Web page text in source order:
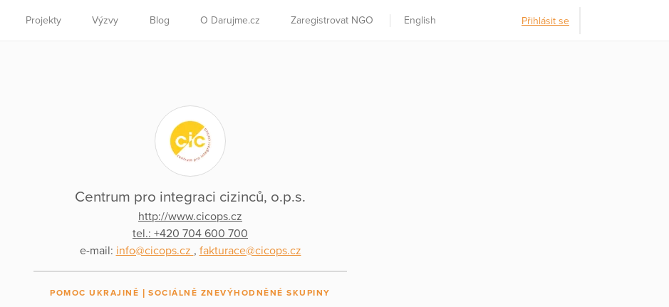
Projekty Výzvy Blog O Darujme.cz Zaregistrovat NGO English Přihlásit se
Centrum pro integraci cizinců, o.p.s.
http://www.cicops.cz
tel.: +420 704 600 700
e-mail: info@cicops.cz , fakturace@cicops.cz
POMOC UKRAJINĚ SOCIÁLNĚ ZNEVÝHODNĚNÉ SKUPINY